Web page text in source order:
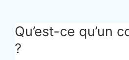
Qu’est-ce qu’un
?